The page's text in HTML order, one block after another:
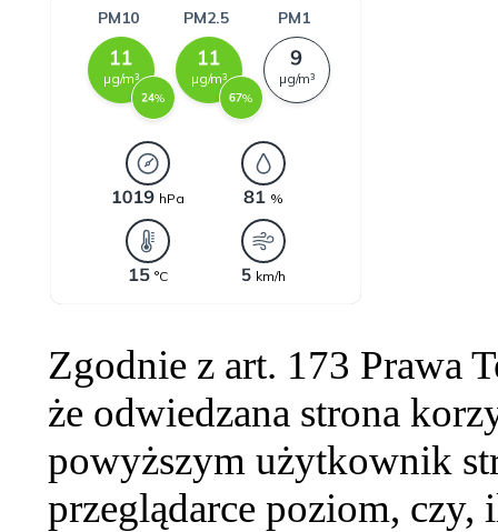
Zgodnie z art. 173 Prawa
że odwiedzana strona
powyższym użytkownik
przeglądarce poziom,